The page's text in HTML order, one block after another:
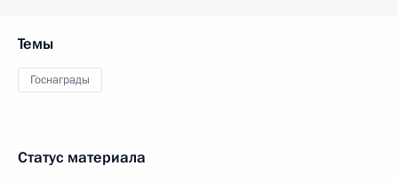
Темы
Госнаграды
Статус материала